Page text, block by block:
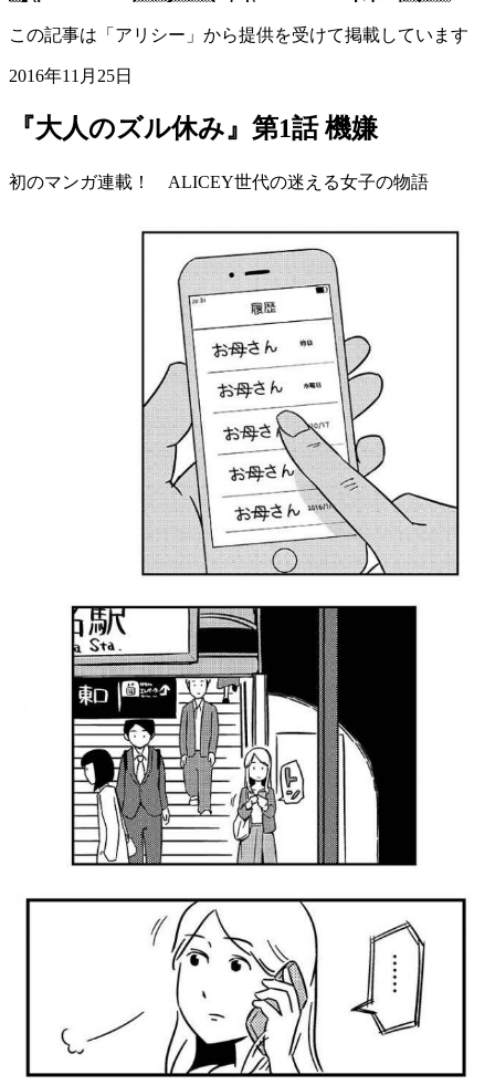
この記事は「アリシー」から提供を受けて掲載しています
2016年11月25日
『大人のズル休み』第1話 機嫌
初のマンガ連載！ ALICEY世代の迷える女子の物語